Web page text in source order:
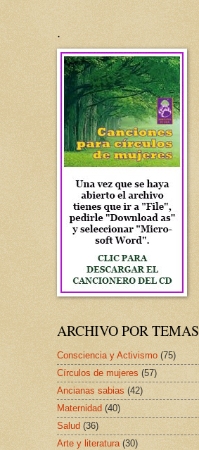
.
ARCHIVO POR TEMAS
Consciencia y Activismo (75)
Círculos de mujeres (57)
Ancianas sabias (42)
Maternidad (40)
Salud (36)
Arte y literatura (30)